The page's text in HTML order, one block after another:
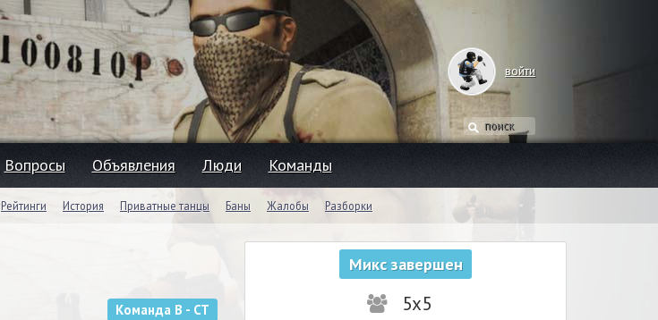
войти
Вопросы Объявления Люди Команды
Рейтинги История Приватные танцы Баны Жалобы Разборки
Команда B - CT
Микс завершен
5x5